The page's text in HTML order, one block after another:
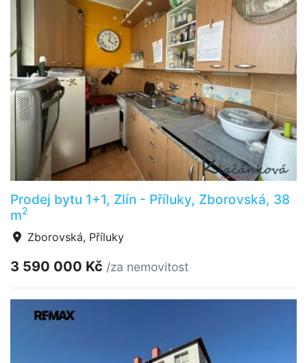
Prodej bytu 1+1, Zlín - Příluky, Zborovská, 38
m2
Zborovská, Příluky
3 590 000 Kč /za nemovitost